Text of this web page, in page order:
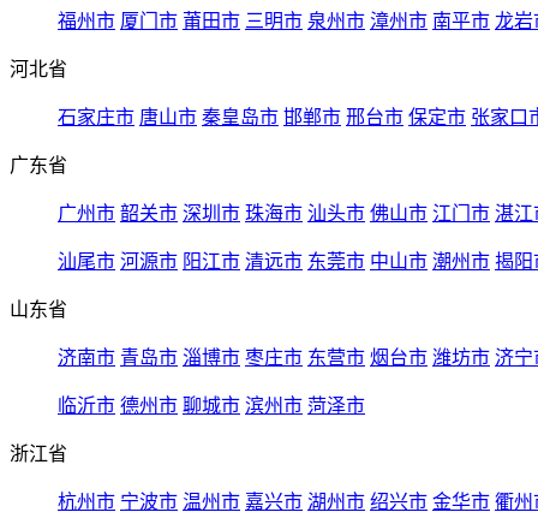
福州市 厦门市 莆田市 三明市 泉州市 漳州市 南平市 龙岩
河北省
石家庄市 唐山市 秦皇岛市 邯郸市 邢台市 保定市 张家口
广东省
广州市 韶关市 深圳市 珠海市 汕头市 佛山市 江门市 湛江
汕尾市 河源市 阳江市 清远市 东莞市 中山市 潮州市 揭阳
山东省
济南市 青岛市 淄博市 枣庄市 东营市 烟台市 潍坊市 济宁
临沂市 德州市 聊城市 滨州市 菏泽市
浙江省
杭州市 宁波市 温州市 嘉兴市 湖州市 绍兴市 金华市 衢州